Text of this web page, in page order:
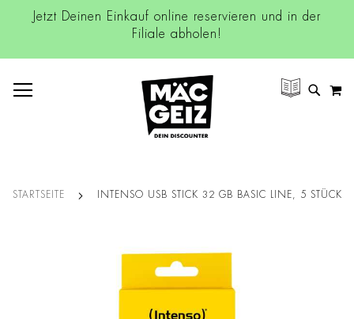
Jetzt Deinen Einkauf online reservieren und in der
Filiale abholen!
SUCHE
STARTSEITE INTENSO USB STICK 32 GB BASIC LINE, 5 STÜCK